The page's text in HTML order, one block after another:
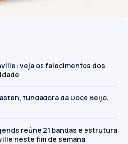
veja os falecimentos dos
fundadora da Doce Beijo,
reúne 21 bandas e estrutura
neste fim de semana